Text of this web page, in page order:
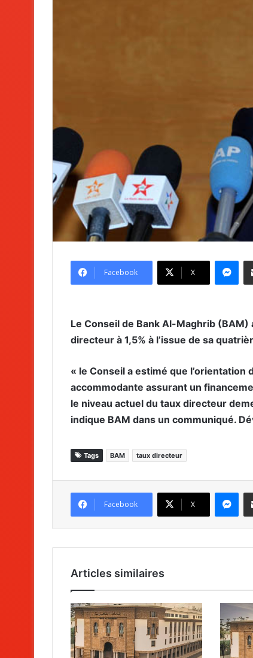
Facebook X
Le Conseil de Bank Al-Maghrib
directeur à 1,5% à l’issue de sa
« le Conseil a estimé que
accommodante assurant un
le niveau actuel du taux directeur
indique BAM dans un communiqué.
Tags BAM taux directeur
Facebook X
Articles similaires